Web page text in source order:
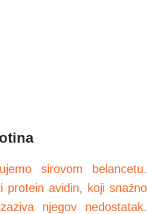
sirovom belancetu.
protein avidin, koji snažno
njegov nedostatak.